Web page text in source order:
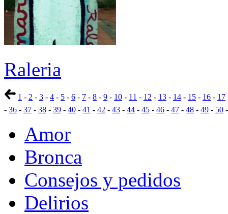
Raleria
1 - 2 - 3 - 4 - 5 - 6 - 7 - 8 - 9 - 10 - 11 - 12 - 13 - 14 - 15 - 16 - 17
- 36 - 37 - 38 - 39 - 40 - 41 - 42 - 43 - 44 - 45 - 46 - 47 - 48 - 49 - 50
Amor
Bronca
Consejos y pedidos
Delirios